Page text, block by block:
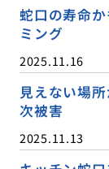
蛇口の寿命
ミング
2025.11.16
見えない場
次被害
2025.11.13